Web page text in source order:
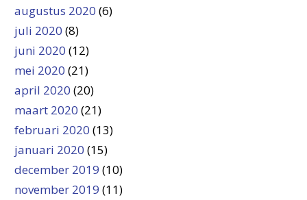
augustus 2020 (6)
juli 2020 (8)
juni 2020 (12)
mei 2020 (21)
april 2020 (20)
maart 2020 (21)
februari 2020 (13)
januari 2020 (15)
december 2019 (10)
november 2019 (11)